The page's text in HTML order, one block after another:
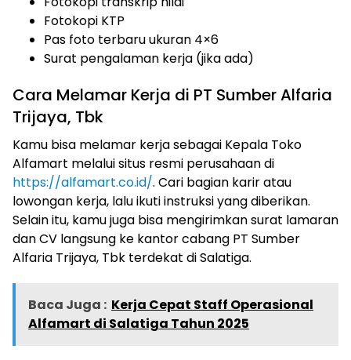
Fotokopi KTP
Pas foto terbaru ukuran 4×6
Surat pengalaman kerja (jika ada)
Cara Melamar Kerja di PT Sumber Alfaria
Trijaya, Tbk
Kamu bisa melamar kerja sebagai Kepala Toko
Alfamart melalui situs resmi perusahaan di
https://alfamart.co.id/. Cari bagian karir atau
lowongan kerja, lalu ikuti instruksi yang diberikan.
Selain itu, kamu juga bisa mengirimkan surat lamaran
dan CV langsung ke kantor cabang PT Sumber
Alfaria Trijaya, Tbk terdekat di Salatiga.
Baca Juga : Kerja Cepat Staff Operasional
Alfamart di Salatiga Tahun 2025